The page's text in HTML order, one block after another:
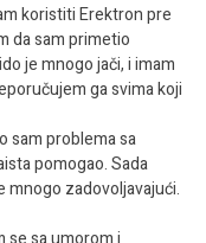
koristiti Erektron pre
da sam primetio
je mnogo jači, i imam
ga svima koji
sam problema sa
pomogao. Sada
mnogo zadovoljavajući.